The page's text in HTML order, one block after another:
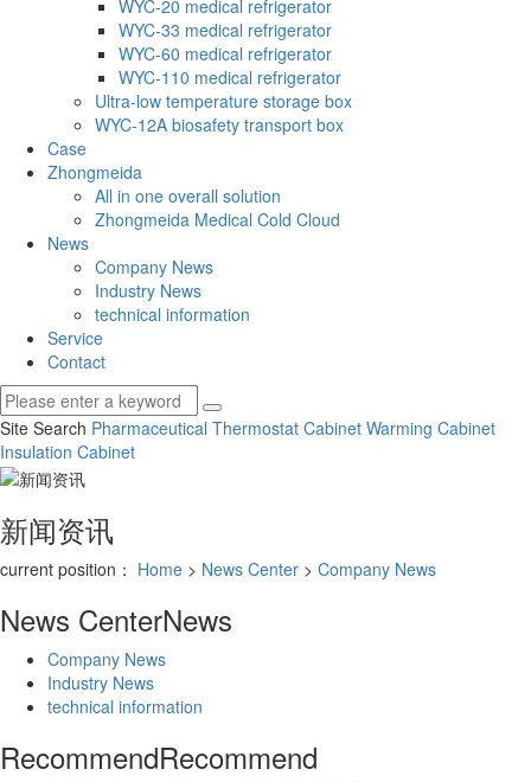
WYC-20 medical refrigerator
WYC-33 medical refrigerator
WYC-60 medical refrigerator
WYC-110 medical refrigerator
Ultra-low temperature storage box
WYC-12A biosafety transport box
Case
Zhongmeida
All in one overall solution
Zhongmeida Medical Cold Cloud
News
Company News
Industry News
technical information
Service
Contact
Site Search Pharmaceutical Thermostat Cabinet Warming Cabinet
Insulation Cabinet
新闻资讯
current position： Home > News Center > Company News
News CenterNews
Company News
Industry News
technical information
RecommendRecommend